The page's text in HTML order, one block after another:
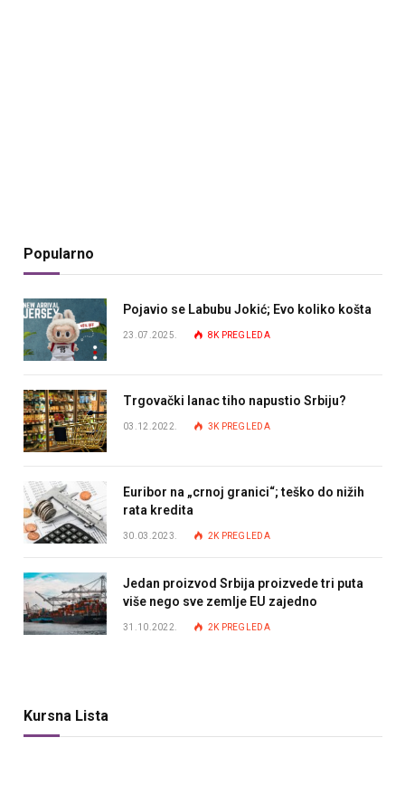
Popularno
Pojavio se Labubu Jokić; Evo koliko košta
23.07.2025. 8K PREGLEDA
Trgovački lanac tiho napustio Srbiju?
03.12.2022. 3K PREGLEDA
Euribor na „crnoj granici“; teško do nižih
rata kredita
30.03.2023. 2K PREGLEDA
Jedan proizvod Srbija proizvede tri puta
više nego sve zemlje EU zajedno
31.10.2022. 2K PREGLEDA
Kursna Lista